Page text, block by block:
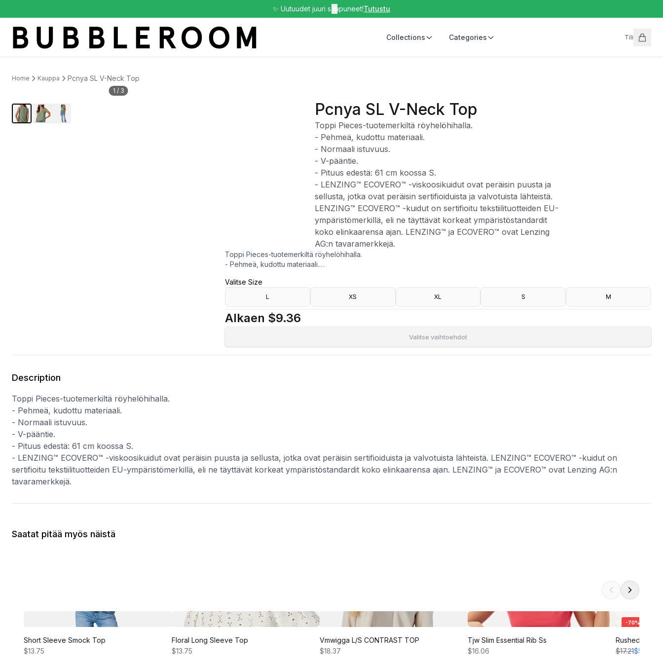
✨ Uutuudet juuri saapuneet!Tutustu
Collections Categories Tili
Home Kauppa Pcnya SL V-Neck Top
1 / 3
Pcnya SL V-Neck Top
Toppi Pieces-tuotemerkiltä röyhelöhihalla.
- Pehmeä, kudottu materiaali.
- Normaali istuvuus.
- V-pääntie.
- Pituus edestä: 61 cm koossa S.
- LENZING™ ECOVERO™ -viskoosikuidut ovat peräisin puusta ja
sellusta, jotka ovat peräisin sertifioiduista ja valvotuista lähteistä.
LENZING™ ECOVERO™ -kuidut on sertifioitu tekstiilituotteiden EU-
ympäristömerkillä, eli ne täyttävät korkeat ympäristöstandardit
koko elinkaarensa ajan. LENZING™ ja ECOVERO™ ovat Lenzing
AG:n tavaramerkkejä.
Toppi Pieces-tuotemerkiltä röyhelöhihalla.
- Pehmeä, kudottu materiaali.
- V-pääntie.
- Pituus edestä: 61 cm koossa S.
- LENZING™ ECOVERO™ -viskoosikuidut ovat peräisin puusta ja sellusta, jotka ovat peräisin sertifioiduista ja valvotuista lähteistä.
LENZING™ ECOVERO™ -kuidut on sertifioitu tekstiilituotteiden EU-ympäristömerkillä, eli ne täyttävät korkeat ympäristöstandardit
koko elinkaarensa ajan. LENZING™ ja ECOVERO™ ovat Lenzing AG:n tavaramerkkejä.
Valitse Size
L XS XL S M
Alkaen $9.36
Valitse vaihtoehdot
Description
Toppi Pieces-tuotemerkiltä röyhelöhihalla.
- Pehmeä, kudottu materiaali.
- Normaali istuvuus.
- V-pääntie.
- Pituus edestä: 61 cm koossa S.
- LENZING™ ECOVERO™ -viskoosikuidut ovat peräisin puusta ja sellusta, jotka ovat peräisin sertifioiduista ja valvotuista lähteistä. LENZING™ ECOVERO™ -kuidut on
sertifioitu tekstiilituotteiden EU-ympäristömerkillä, eli ne täyttävät korkeat ympäristöstandardit koko elinkaarensa ajan. LENZING™ ja ECOVERO™ ovat Lenzing AG:n
tavaramerkkejä.
Saatat pitää myös näistä
Short Sleeve Smock Top
$13.75
Floral Long Sleeve Top
$13.75
Vmwigga L/S CONTRAST TOP
$18.37
Tjw Slim Essential Rib Ss
$16.06
-70%
Rushed
$17.21$5.16